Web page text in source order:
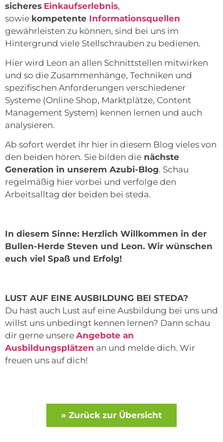
sicheres Einkaufserlebnis,
sowie kompetente Informationsquellen
gewährleisten zu können, sind bei uns im
Hintergrund viele Stellschrauben zu bedienen.
Hier wird Leon an allen Schnittstellen mitwirken
und so die Zusammenhänge, Techniken und
spezifischen Anforderungen verschiedener
Systeme (Online Shop, Marktplätze, Content
Management System) kennen lernen und auch
analysieren.
Ab sofort werdet ihr hier in diesem Blog vieles von
den beiden hören. Sie bilden die nächste
Generation in unserem Azubi-Blog. Schau
regelmäßig hier vorbei und verfolge den
Arbeitsalltag der beiden bei steda.
In diesem Sinne: Herzlich Willkommen in der
Bullen-Herde Steven und Leon. Wir wünschen
euch viel Spaß und Erfolg!
LUST AUF EINE AUSBILDUNG BEI STEDA?
Du hast auch Lust auf eine Ausbildung bei uns und
willst uns unbedingt kennen lernen? Dann schau
dir gerne unsere Angebote an
Ausbildungsplätzen an und melde dich. Wir
freuen uns auf dich!
» Zurück zur Übersicht